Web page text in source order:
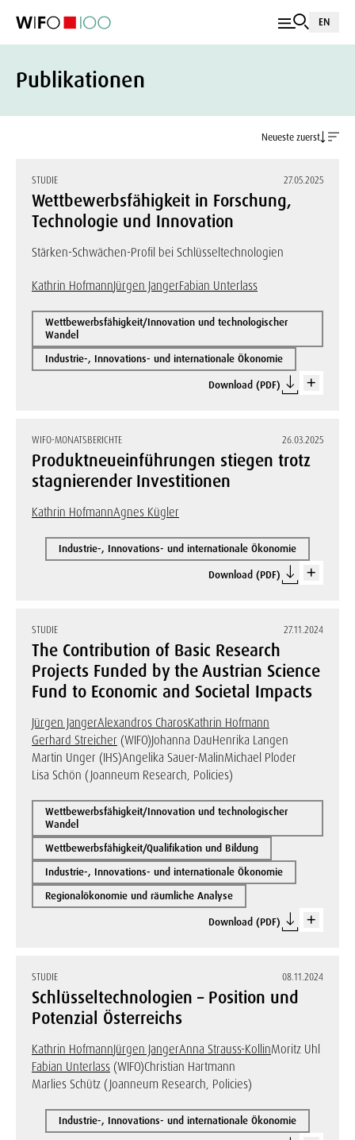
EN
Publikationen
Neueste zuerst
STUDIE 27.05.2025
Wettbewerbsfähigkeit in Forschung,
Technologie und Innovation
Stärken-Schwächen-Profil bei Schlüsseltechnologien
Kathrin HofmannJürgen JangerFabian Unterlass
Wettbewerbsfähigkeit/Innovation und technologischer
Wandel
Industrie-, Innovations- und internationale Ökonomie
Download (PDF)
WIFO-MONATSBERICHTE 26.03.2025
Produktneueinführungen stiegen trotz
stagnierender Investitionen
Kathrin HofmannAgnes Kügler
Industrie-, Innovations- und internationale Ökonomie
Download (PDF)
STUDIE 27.11.2024
The Contribution of Basic Research
Projects Funded by the Austrian Science
Fund to Economic and Societal Impacts
Jürgen JangerAlexandros CharosKathrin Hofmann
Gerhard Streicher (WIFO)Johanna DauHenrika Langen
Martin Unger (IHS)Angelika Sauer-MalinMichael Ploder
Lisa Schön (Joanneum Research, Policies)
Wettbewerbsfähigkeit/Innovation und technologischer
Wandel
Wettbewerbsfähigkeit/Qualifikation und Bildung
Industrie-, Innovations- und internationale Ökonomie
Regionalökonomie und räumliche Analyse
Download (PDF)
STUDIE 08.11.2024
Schlüsseltechnologien – Position und
Potenzial Österreichs
Kathrin HofmannJürgen JangerAnna Strauss-KollinMoritz Uhl
Fabian Unterlass (WIFO)Christian Hartmann
Marlies Schütz (Joanneum Research, Policies)
Industrie-, Innovations- und internationale Ökonomie